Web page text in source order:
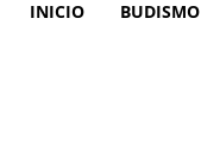
INICIO BUDISMO